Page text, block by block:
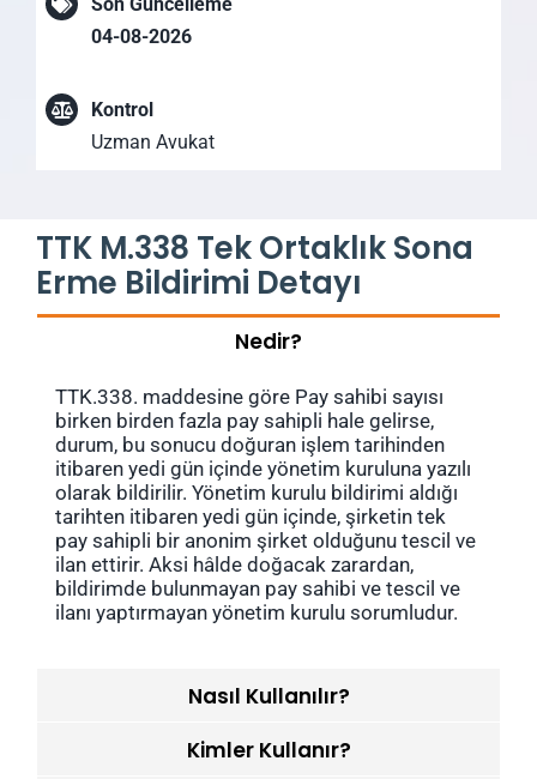
04-08-2026
Kontrol
Uzman Avukat
TTK M.338 Tek Ortaklık Sona
Erme Bildirimi Detayı
Nedir?
TTK.338. maddesine göre Pay sahibi sayısı
birken birden fazla pay sahipli hale gelirse,
durum, bu sonucu doğuran işlem tarihinden
itibaren yedi gün içinde yönetim kuruluna yazılı
olarak bildirilir. Yönetim kurulu bildirimi aldığı
tarihten itibaren yedi gün içinde, şirketin tek
pay sahipli bir anonim şirket olduğunu tescil ve
ilan ettirir. Aksi hâlde doğacak zarardan,
bildirimde bulunmayan pay sahibi ve tescil ve
ilanı yaptırmayan yönetim kurulu sorumludur.
Nasıl Kullanılır?
Kimler Kullanır?